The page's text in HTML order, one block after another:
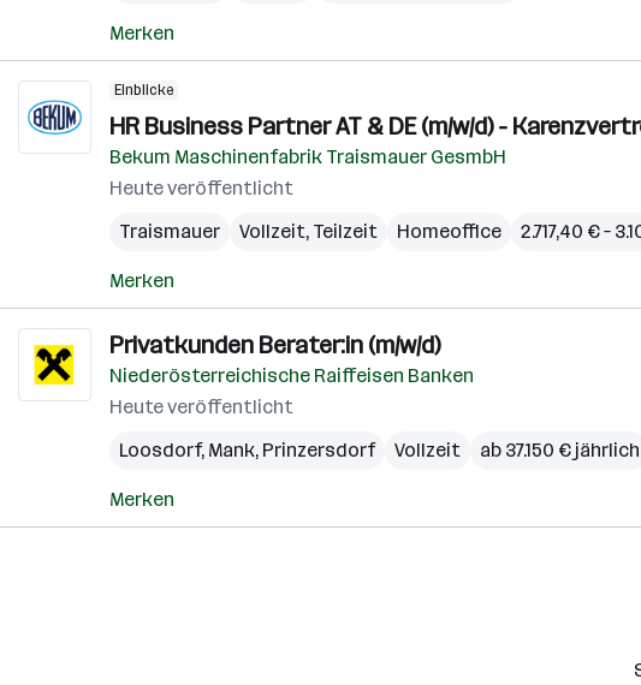
Merken
Einblicke
HR Business Partner AT & DE (m/w/d) -
Bekum Maschinenfabrik Traismauer GesmbH
Heute veröffentlicht
Traismauer
Vollzeit, Teilzeit Homeoffice 2.717,40 € –
Merken
Privatkunden Berater:in (m/w/d)
Niederösterreichische Raiffeisen Banken
Heute veröffentlicht
Loosdorf, Mank, Prinzersdorf Vollzeit ab 37.150 € jährlich
Merken